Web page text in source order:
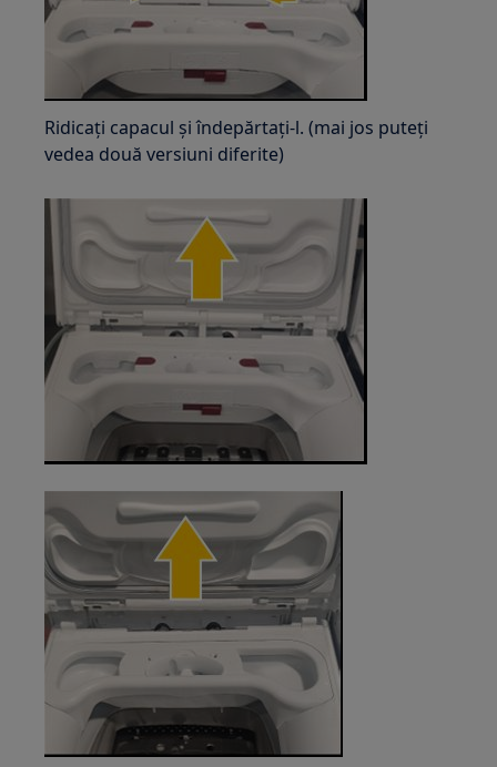
Ridicați capacul și îndepărtați-l. (mai jos puteți
vedea două versiuni diferite)